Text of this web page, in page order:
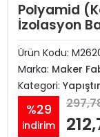
Polyamid
İzolasyon
Ürün Kodu:
Marka: Maker
Kategori:
%29
indirim